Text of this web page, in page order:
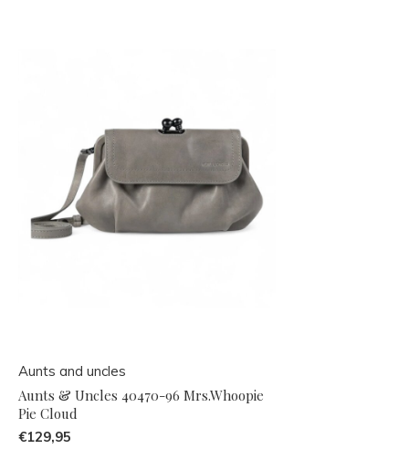
Aunts and uncles
Aunts & Uncles 40470-96 Mrs.Whoopie
Pie Cloud
€129,95